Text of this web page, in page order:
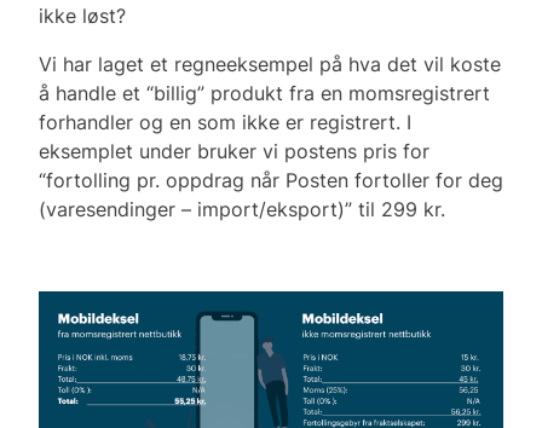
ikke løst?
Vi har laget et regneeksempel på hva det vil koste
å handle et “billig” produkt fra en momsregistrert
forhandler og en som ikke er registrert. I
eksemplet under bruker vi postens pris for
“fortolling pr. oppdrag når Posten fortoller for deg
(varesendinger – import/eksport)” til 299 kr.